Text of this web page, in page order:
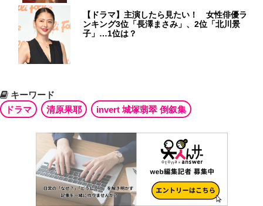
【ドラマ】主演したら見たい！ 女性俳優ラ
ンキング3位「長澤まさみ」、2位「北川景
子」…1位は？
キーワード
ドラマ
清原果耶 invert 城塚翡翠 倒叙集